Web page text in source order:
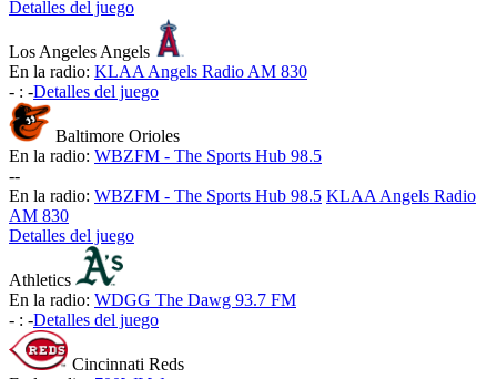
Detalles del juego
Los Angeles Angels
En la radio: KLAA Angels Radio AM 830
- : -Detalles del juego
Baltimore Orioles
En la radio: WBZFM - The Sports Hub 98.5
--
En la radio: WBZFM - The Sports Hub 98.5 KLAA Angels Radio
AM 830
Detalles del juego
Athletics
En la radio: WDGG The Dawg 93.7 FM
- : -Detalles del juego
Cincinnati Reds